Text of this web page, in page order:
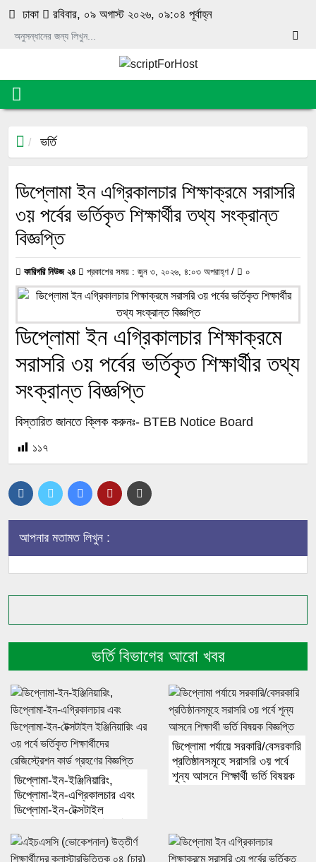
ঢাকা রবিবার, ০৯ অগাস্ট ২০২৬, ০৯:০৪ পূর্বাহ্ন
ভর্তি
ডিপ্লোমা ইন এগ্রিকালচার শিক্ষাক্রমে সরাসরি
৩য় পর্বের ভর্তিকৃত শিক্ষার্থীর তথ্য সংক্রান্ত
বিজ্ঞপ্তি
কারিগরি নিউজ ২৪ প্রকাশের সময় : জুন ৩, ২০২৬, ৪:০৩ অপরাহ্ণ / ০
ডিপ্লোমা ইন এগ্রিকালচার শিক্ষাক্রমে
সরাসরি ৩য় পর্বের ভর্তিকৃত শিক্ষার্থীর তথ্য
সংক্রান্ত বিজ্ঞপ্তি
বিস্তারিত জানতে ক্লিক করুনঃ- BTEB Notice Board
১১৭
আপনার মতামত লিখুন :
ভর্তি বিভাগের আরো খবর
ডিপ্লোমা-ইন-ইঞ্জিনিয়ারিং,
ডিপ্লোমা-ইন-এগ্রিকালচার এবং
ডিপ্লোমা-ইন-টেক্সটাইল
শিক্ষার্থীদের রেজিস্ট্রেশন কার্ড
গ্রহণের বিজ্ঞপ্তি
ডিপ্লোমা পর্যায়ে সরকারি/বেসরকারি
প্রতিষ্ঠানসমূহে সরাসরি ৩য় পর্বে
শূন্য আসনে শিক্ষার্থী ভর্তি বিষয়ক